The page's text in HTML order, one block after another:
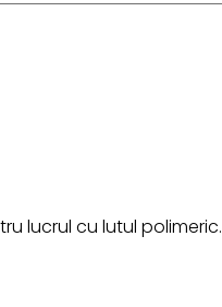
lucrul cu lutul polimeric.